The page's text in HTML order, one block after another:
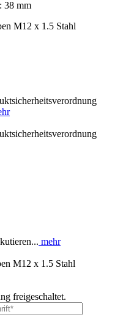
38 mm
M12 x 1.5 Stahl
mehr
M12 x 1.5 Stahl
freigeschaltet.